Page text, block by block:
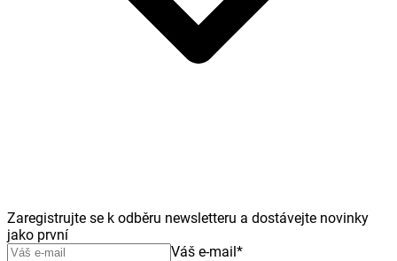
Zaregistrujte se k odběru newsletteru a dostávejte novinky
jako první
Váš e-mail*